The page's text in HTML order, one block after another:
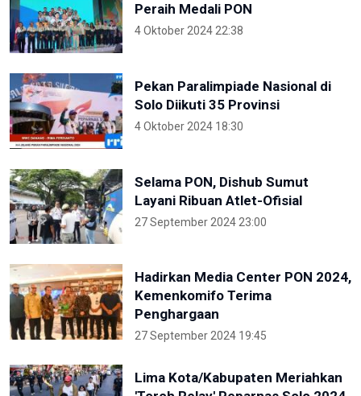
Peraih Medali PON
4 Oktober 2024 22:38
Pekan Paralimpiade Nasional di
Solo Diikuti 35 Provinsi
4 Oktober 2024 18:30
Selama PON, Dishub Sumut
Layani Ribuan Atlet-Ofisial
27 September 2024 23:00
Hadirkan Media Center PON 2024,
Kemenkomifo Terima
Penghargaan
27 September 2024 19:45
Lima Kota/Kabupaten Meriahkan